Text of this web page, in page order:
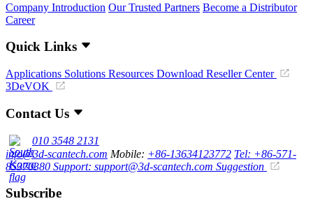
Company Introduction Our Trusted Partners Become a Distributor
Career
Quick Links
Applications Solutions Resources Download Reseller Center
3DeVOK
Contact Us
010 3548 2131
info@3d-scantech.com Mobile: +86-13634123772 Tel: +86-571-
85370380 Support: support@3d-scantech.com Suggestion
Subscribe